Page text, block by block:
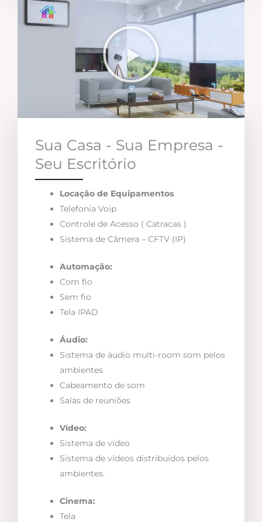
Sua Casa - Sua Empresa -
Seu Escritório
Locação de Equipamentos
Telefonia Voip
Controle de Acesso ( Catracas )
Sistema de Câmera – CFTV (IP)
Automação:
Com fio
Sem fio
Tela IPAD
Áudio:
Sistema de áudio multi-room som pelos
ambientes
Cabeamento de som
Salas de reuniões
Vídeo:
Sistema de vídeo
Sistema de vídeos distribuídos pelos
ambientes.
Cinema:
Tela